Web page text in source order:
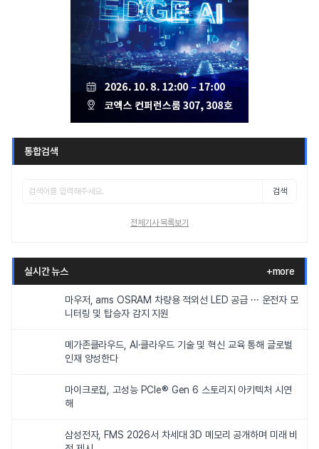
통합검색
검색
전체기사 목록보기
실시간 뉴스 +more
마우저, ams OSRAM 차량용 적외선 LED 공급 ··· 운전자 모
니터링 및 탑승자 감지 지원
메가존클라우드, AI·클라우드 기술 및 혁신 교육 통해 글로벌
인재 양성한다
마이크로칩, 고성능 PCIe® Gen 6 스토리지 아키텍처 시연
해
삼성전자, FMS 2026서 차세대 3D 메모리 공개하며 미래 비